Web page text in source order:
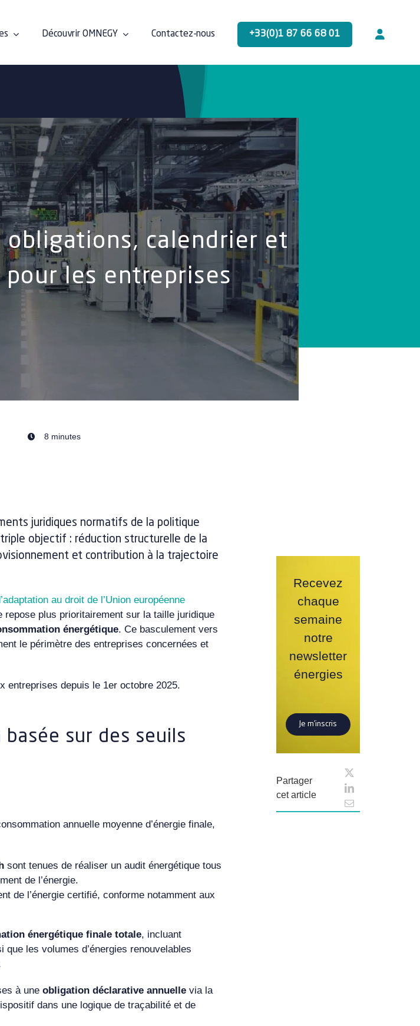
Découvrir OMNEGY Contactez-nous +33(0)1 87 66 68 01
calendrier et
les entreprises
8 minutes
juridiques normatifs de la politique
objectif : réduction structurelle de la
et contribution à la trajectoire
au droit de l’Union européenne
repose plus prioritairement sur la taille juridique
énergétique. Ce basculement vers
le périmètre des entreprises concernées et
entreprises depuis le 1er octobre 2025.
sur des seuils
annuelle moyenne d’énergie finale,
sont tenues de réaliser un audit énergétique tous
de l’énergie.
de l’énergie certifié, conforme notamment aux
énergétique finale totale, incluant
les volumes d’énergies renouvelables
à une obligation déclarative annuellevia la
dans une logique de traçabilité et de
Recevez
chaque
semaine
notre
newsletter
énergies
Je m’inscris
Partager
cet article